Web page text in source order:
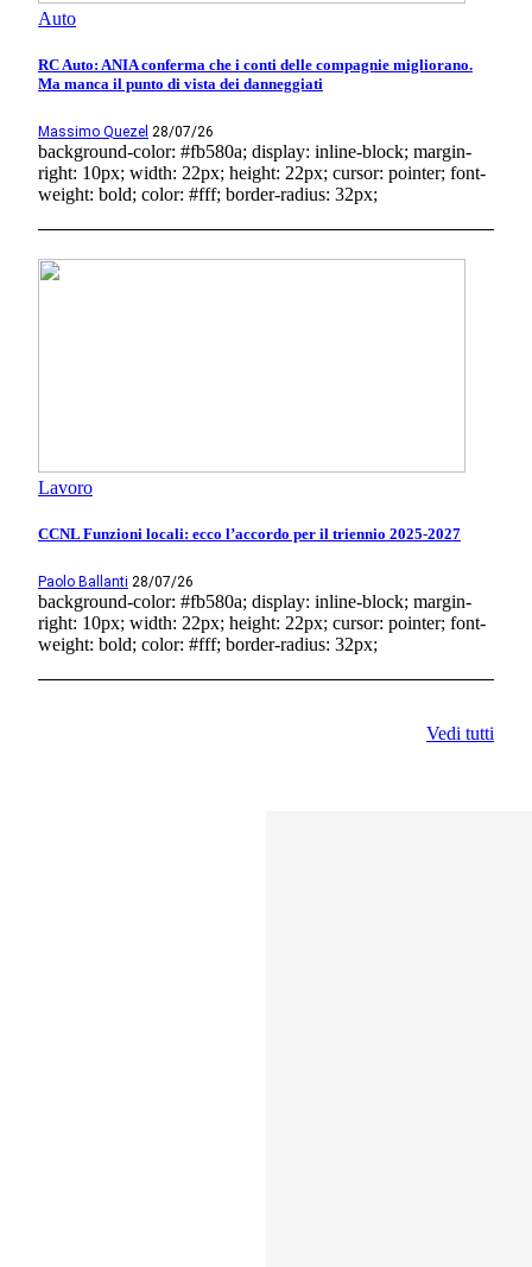
Auto
RC Auto: ANIA conferma che i conti delle compagnie migliorano.
Ma manca il punto di vista dei danneggiati
Massimo Quezel 28/07/26
background-color: #fb580a; display: inline-block; margin-
right: 10px; width: 22px; height: 22px; cursor: pointer; font-
weight: bold; color: #fff; border-radius: 32px;
Lavoro
CCNL Funzioni locali: ecco l’accordo per il triennio 2025-2027
Paolo Ballanti 28/07/26
background-color: #fb580a; display: inline-block; margin-
right: 10px; width: 22px; height: 22px; cursor: pointer; font-
weight: bold; color: #fff; border-radius: 32px;
Vedi tutti